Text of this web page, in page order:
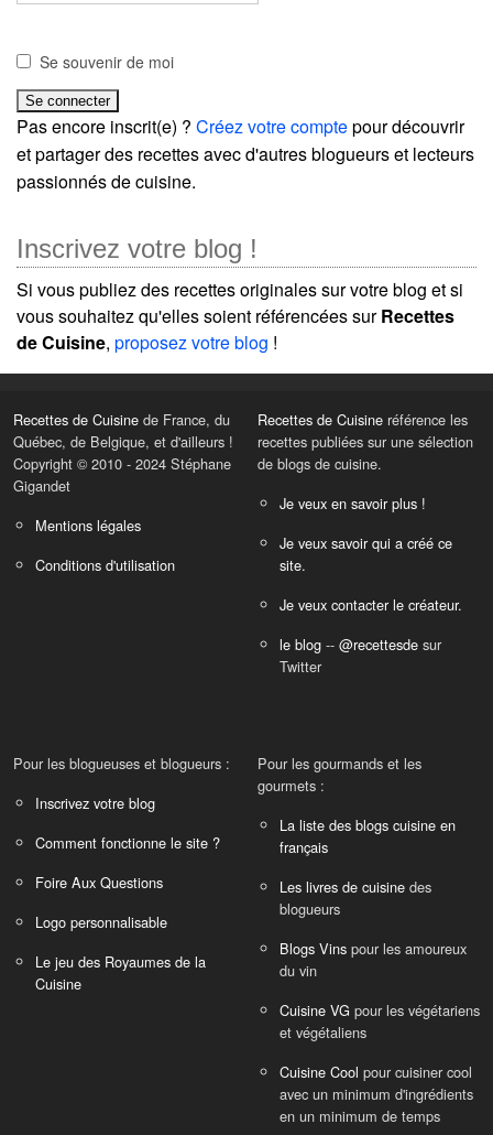
Se souvenir de moi
Pas encore inscrit(e) ? Créez votre comptepour découvrir
et partager des recettes avec d'autres blogueurs et lecteurs
passionnés de cuisine.
Inscrivez votre blog !
Si vous publiez des recettes originales sur votre blog et si
vous souhaitez qu'elles soient référencées surRecettes
de Cuisine, proposez votre blog !
Recettes de Cuisine de France, du
Québec, de Belgique, et d'ailleurs !
Copyright © 2010 - 2024 Stéphane
Gigandet
Mentions légales
Conditions d'utilisation
Recettes de Cuisine référence les
recettes publiées sur une sélection
de blogs de cuisine.
Je veux en savoir plus !
Je veux savoir qui a créé ce
site.
Je veux contacter le créateur.
le blog -- @recettesde sur
Twitter
Pour les blogueuses et blogueurs :
Inscrivez votre blog
Comment fonctionne le site ?
Foire Aux Questions
Logo personnalisable
Le jeu des Royaumes de la
Cuisine
Pour les gourmands et les
gourmets :
La liste des blogs cuisine en
français
Les livres de cuisine des
blogueurs
Blogs Vins pour les amoureux
du vin
Cuisine VG pour les végétariens
et végétaliens
Cuisine Cool pour cuisiner cool
avec un minimum d'ingrédients
en un minimum de temps